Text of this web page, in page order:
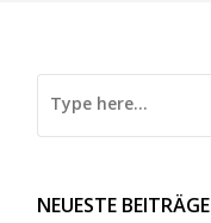
NEUESTE BEITRÄGE